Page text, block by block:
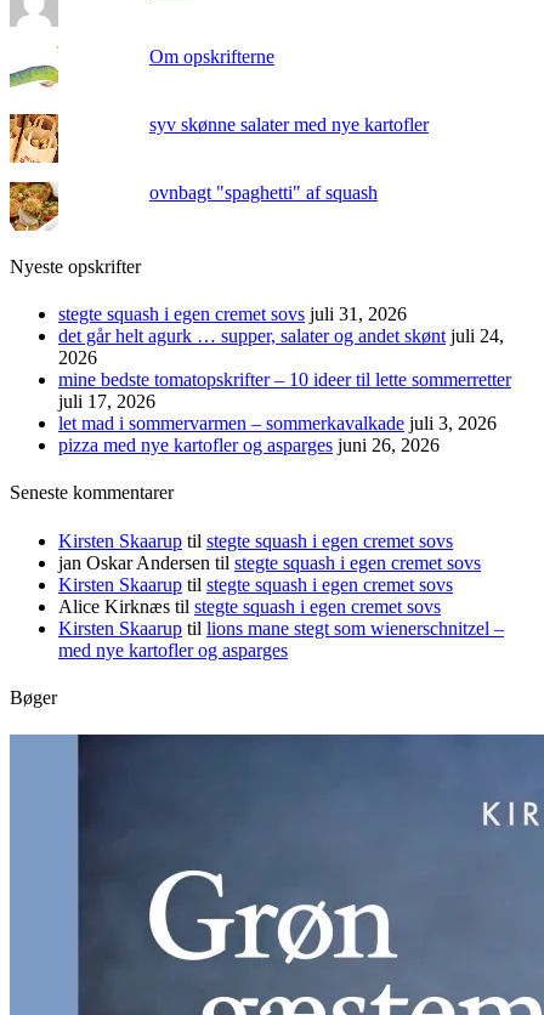
Om opskrifterne
syv skønne salater med nye kartofler
ovnbagt "spaghetti" af squash
Nyeste opskrifter
stegte squash i egen cremet sovs juli 31, 2026
det går helt agurk … supper, salater og andet skønt juli 24,
2026
mine bedste tomatopskrifter – 10 ideer til lette sommerretter
juli 17, 2026
let mad i sommervarmen – sommerkavalkade juli 3, 2026
pizza med nye kartofler og asparges juni 26, 2026
Seneste kommentarer
Kirsten Skaarup til stegte squash i egen cremet sovs
jan Oskar Andersen til stegte squash i egen cremet sovs
Kirsten Skaarup til stegte squash i egen cremet sovs
Alice Kirknæs til stegte squash i egen cremet sovs
Kirsten Skaarup til lions mane stegt som wienerschnitzel –
med nye kartofler og asparges
Bøger